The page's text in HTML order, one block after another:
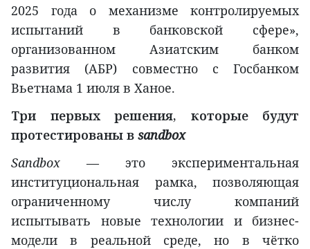
2025 года о механизме контролируемых
испытаний в банковской сфере»,
организованном Азиатским банком
развития (AБР) совместно с Госбанком
Вьетнама 1 июля в Ханое.
Три первых решения, которые будут
протестированы в sandbox
Sandbox — это экспериментальная
институциональная рамка, позволяющая
ограниченному числу компаний
испытывать новые технологии и бизнес-
модели в реальной среде, но в чётко